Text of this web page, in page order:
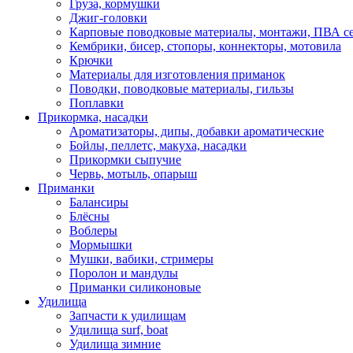
Груза, кормушки
Джиг-головки
Карповые поводковые материалы, монтажи, ПВА
Кембрики, бисер, стопоры, коннекторы, мотовила
Крючки
Материалы для изготовления приманок
Поводки, поводковые материалы, гильзы
Поплавки
Прикормка, насадки
Ароматизаторы, дипы, добавки ароматические
Бойлы, пеллетс, макуха, насадки
Прикормки сыпучие
Червь, мотыль, опарыш
Приманки
Балансиры
Блёсны
Воблеры
Мормышки
Мушки, вабики, стримеры
Поролон и мандулы
Приманки силиконовые
Удилища
Запчасти к удилищам
Удилища surf, boat
Удилища зимние